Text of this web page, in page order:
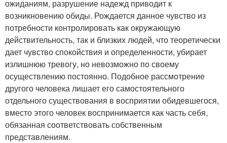
ожиданиям, разрушение надежд приводит к
возникновению обиды. Рождается данное чувство из
потребности контролировать как окружающую
действительность, так и близких людей, что теоретически
дает чувство спокойствия и определенности, убирает
излишнюю тревогу, но невозможно по своему
осуществлению постоянно. Подобное рассмотрение
другого человека лишает его самостоятельного
отдельного существования в восприятии обидевшегося,
вместо этого человек воспринимается как часть себя,
обязанная соответствовать собственным
представлениям.